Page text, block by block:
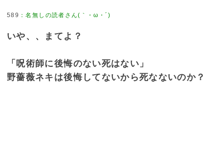
589 ：名無しの読者さん(｀・ω・´)
いや、、まてよ？
「呪術師に後悔のない死はない」
野薔薇ネキは後悔してないから死なないのか？